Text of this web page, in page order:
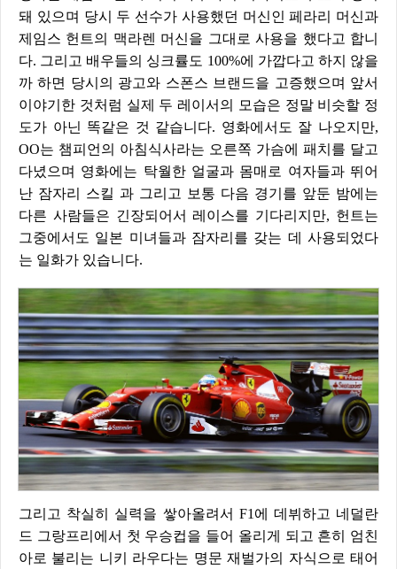
돼 있으며 당시 두 선수가 사용했던 머신인 페라리 머신과
제임스 헌트의 맥라렌 머신을 그대로 사용을 했다고 합니
다. 그리고 배우들의 싱크률도 100%에 가깝다고 하지 않을
까 하면 당시의 광고와 스폰스 브랜드을 고증했으며 앞서
이야기한 것처럼 실제 두 레이서의 모습은 정말 비슷할 정
도가 아닌 똑같은 것 같습니다. 영화에서도 잘 나오지만,
OO는 챔피언의 아침식사라는 오른쪽 가슴에 패치를 달고
다녔으며 영화에는 탁월한 얼굴과 몸매로 여자들과 뛰어
난 잠자리 스킬 과 그리고 보통 다음 경기를 앞둔 밤에는
다른 사람들은 긴장되어서 레이스를 기다리지만, 헌트는
그중에서도 일본 미녀들과 잠자리를 갖는 데 사용되었다
는 일화가 있습니다.
그리고 착실히 실력을 쌓아올려서 F1에 데뷔하고 네덜란
드 그랑프리에서 첫 우승컵을 들어 올리게 되고 흔히 엄친
아로 불리는 니키 라우다는 명문 재벌가의 자식으로 태어